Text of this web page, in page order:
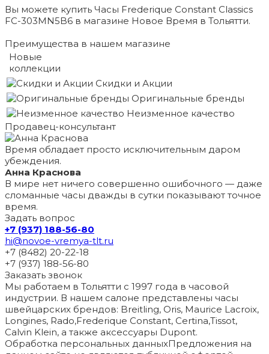
Вы можете купить Часы Frederique Constant Classics
FC-303MN5B6 в магазине Новое Время в Тольятти.
Преимущества в нашем магазине
Новые
коллекции
Скидки и Акции
Оригинальные бренды
Неизменное качество
Продавец-консультант
Время обладает просто исключительным даром
убеждения.
Анна Краснова
В мире нет ничего совершенно ошибочного — даже
сломанные часы дважды в сутки показывают точное
время.
Задать вопрос
+7 (937) 188-56-80
hi@novoe-vremya-tlt.ru
+7 (8482) 20-22-18
+7 (937) 188-56-80
Заказать звонок
Мы работаем в Тольятти с 1997 года в часовой
индустрии. В нашем салоне представлены часы
швейцарских брендов: Breitling, Oris, Maurice Lacroix,
Longines, Rado,Frederique Constant, Certina,Tissot,
Calvin Klein, а также аксессуары Dupont.
Обработка персональных данныхПредложения на